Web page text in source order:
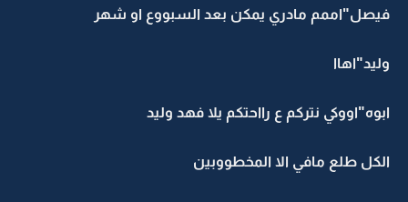
فيصل"اممم مادري يمكن بعد السبووع او شهر
وليد"اهاا
ابوه"اووكي نتركم ع رااحتكم يلا فهد وليد
الكل طلع مافي الا المخطووبين